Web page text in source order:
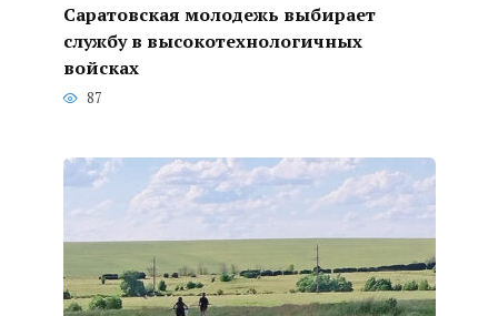
Саратовская молодежь выбирает
службу в высокотехнологичных
войсках
87